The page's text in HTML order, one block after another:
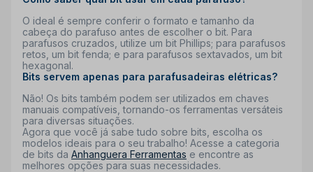
O ideal é sempre conferir o formato e tamanho da
cabeça do parafuso antes de escolher o bit. Para
parafusos cruzados, utilize um bit Phillips; para parafusos
retos, um bit fenda; e para parafusos sextavados, um bit
hexagonal.
Bits servem apenas para parafusadeiras elétricas?
Não! Os bits também podem ser utilizados em chaves
manuais compatíveis, tornando-os ferramentas versáteis
para diversas situações.
Agora que você já sabe tudo sobre bits, escolha os
modelos ideais para o seu trabalho! Acesse a categoria
de bits da Anhanguera Ferramentas e encontre as
melhores opções para suas necessidades.